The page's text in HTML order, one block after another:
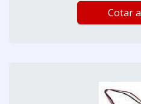
Cotar